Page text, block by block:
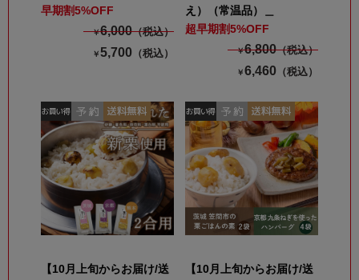
早期割5%OFF
￥6,000（税込）
￥5,700 （税込）
え）（常温品）＿
超早期割5%OFF
￥6,800（税込）
￥6,460 （税込）
【10月上旬からお届け/送
【10月上旬からお届け/送